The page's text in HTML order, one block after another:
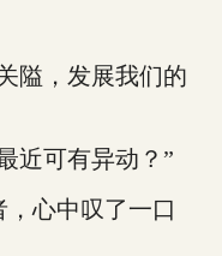
，发展我们的
可有异动？”
心中叹了一口